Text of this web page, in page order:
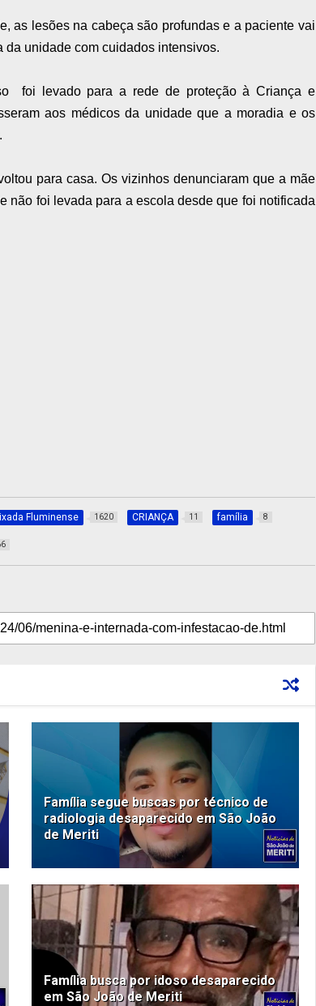
as lesões na cabeça são profundas e a paciente vai
unidade com cuidados intensivos.
foi levado para a rede de proteção à Criança e
aos médicos da unidade que a moradia e os
para casa. Os vizinhos denunciaram que a mãe
não foi levada para a escola desde que foi notificada
Fluminense 1620 CRIANÇA 11 família 8
Família segue buscas por técnico de
radiologia desaparecido em São João
de Meriti
Família busca por idoso desaparecido
em São João de Meriti